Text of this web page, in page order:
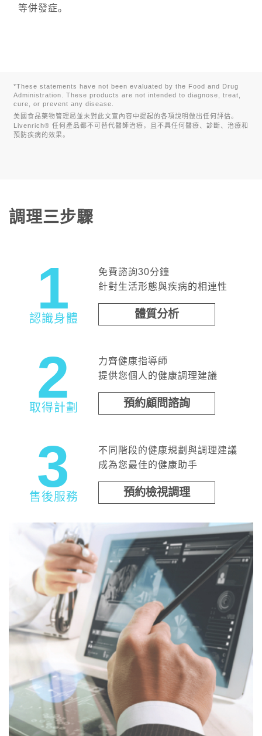
等併發症。
*These statements have not been evaluated by the Food and Drug
Administration. These products are not intended to diagnose, treat,
cure, or prevent any disease.
美國食品藥物管理局並未對此文宣內容中提起的各項說明做出任何評估。
Livenrich® 任何產品都不可替代醫師治療，且不具任何醫療、診斷、治療和
預防疾病的效果。
調理三步驟
1
認識身體
免費諮詢30分鐘
針對生活形態與疾病的相連性
體質分析
2
取得計劃
力齊健康指導師
提供您個人的健康調理建議
預約顧問諮詢
3
售後服務
不同階段的健康規劃與調理建議
成為您最佳的健康助手
預約檢視調理